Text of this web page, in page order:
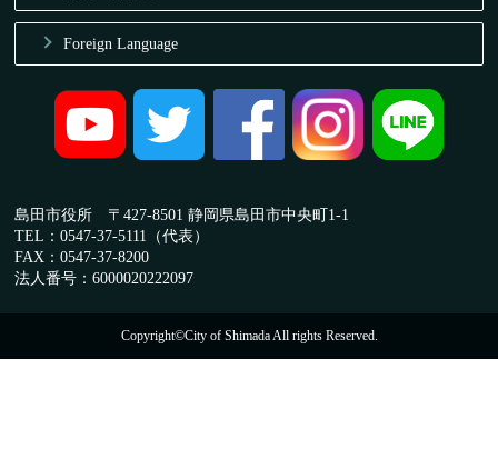
Foreign Language
島田市役所 〒427-8501 静岡県島田市中央町1-1
TEL：0547-37-5111（代表）
FAX：0547-37-8200
法人番号：6000020222097
Copyright©City of Shimada All rights Reserved.